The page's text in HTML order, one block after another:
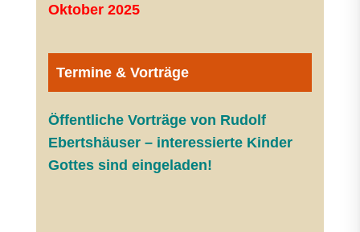
Oktober 2025
Termine & Vorträge
Öffentliche Vorträge von Rudolf
Ebertshäuser – interessierte Kinder
Gottes sind eingeladen!